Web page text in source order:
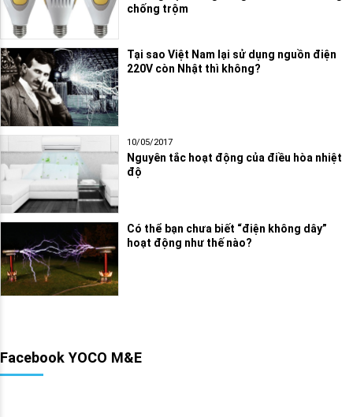
chống trộm
Tại sao Việt Nam lại sử dụng nguồn điện
220V còn Nhật thì không?
10/05/2017
Nguyên tắc hoạt động của điều hòa nhiệt
độ
Có thể bạn chưa biết “điện không dây”
hoạt động như thế nào?
Facebook YOCO M&E